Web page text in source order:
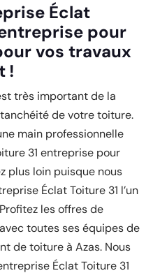
Éclat
pour
vos travaux
!
très important de la
de votre toiture.
main professionnelle
31 entreprise pour
plus loin puisque nous
Éclat Toiture 31 l’un
les offres de
toutes ses équipes de
de toiture à Azas. Nous
Éclat Toiture 31